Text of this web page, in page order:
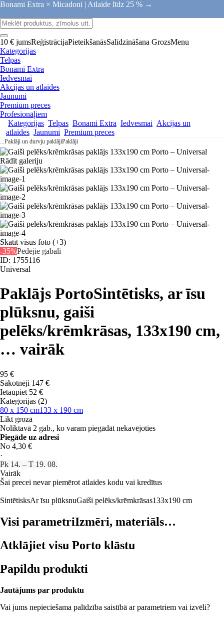
Bonami Extra × Micadoni | Atlaide līdz 25 % →
10 € jumsReģistrācijaPieteikšanāsSalīdzināšana GrozsMenu
Kategorijas
Telpas
Bonami Extra
Iedvesmai
Akcijas un atlaides
Jaunumi
Premium preces
Profesionāļiem
Kategorijas Telpas Bonami Extra Iedvesmai Akcijas un
atlaides Jaunumi Premium preces
...Paklāji un durvju paklājiPaklāji
Rādīt galeriju
Skatīt visus foto (+3)
-35%Pēdējie gabali
ID: 1755116
Universal
Paklājs PortoSintētisks, ar īsu
plūksnu, gaiši
pelēks/krēmkrāsas, 133x190 cm,
… vairāk
95 €
Sākotnēji 147 €
Ietaupiet 52 €
Kategorijas (2)
80 x 150 cm133 x 190 cm
Likt grozā
Noliktavā 2 gab., ko varam piegādāt nekavējoties
Piegāde uz adresi
No 4,30 €
·
Pk 14. – T 19. 08.
Vairāk
Šai precei nevar piemērot atlaides kodu vai kredītus
SintētisksAr īsu plūksnuGaiši pelēks/krēmkrāsas133x190 cm
Visi parametriIzmēri, materiāls…
Atklājiet visu Porto klāstu
Papildu produkti
Jautājums par produktu
Vai jums nepieciešama palīdzība saistībā ar parametriem vai izvēli?